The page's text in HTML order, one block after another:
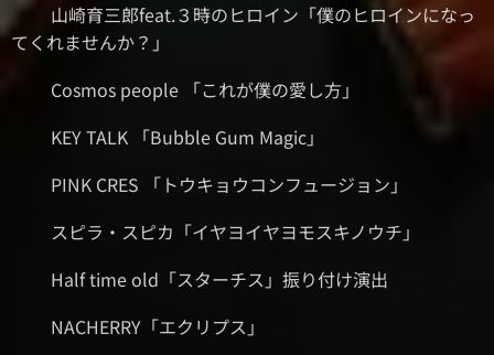
⚫︎山崎育三郎feat.３時のヒロイン「僕のヒロインになっ
てくれませんか？」
⚫︎Cosmos people 「これが僕の愛し方」
⚫︎KEY TALK 「Bubble Gum Magic」
⚫︎PINK CRES 「トウキョウコンフュージョン」
⚫︎スピラ・スピカ「イヤヨイヤヨモスキノウチ」
⚫︎Half time old「スターチス」振り付け演出
⚫NACHERRY「エクリプス」